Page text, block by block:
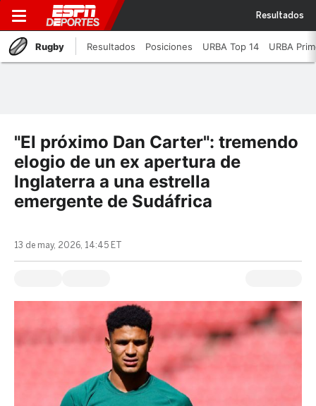
Resultados
Rugby Resultados Posiciones URBA Top 14 URBA
"El próximo Dan Carter": tremendo
elogio de un ex apertura de
Inglaterra a una estrella
emergente de Sudáfrica
13 de may, 2026, 14:45 ET